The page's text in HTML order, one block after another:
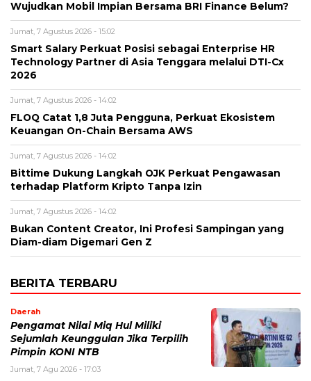
Wujudkan Mobil Impian Bersama BRI Finance Belum?
Jumat, 7 Agustus 2026 - 15:02
Smart Salary Perkuat Posisi sebagai Enterprise HR
Technology Partner di Asia Tenggara melalui DTI-Cx
2026
Jumat, 7 Agustus 2026 - 14:02
FLOQ Catat 1,8 Juta Pengguna, Perkuat Ekosistem
Keuangan On-Chain Bersama AWS
Jumat, 7 Agustus 2026 - 14:02
Bittime Dukung Langkah OJK Perkuat Pengawasan
terhadap Platform Kripto Tanpa Izin
Jumat, 7 Agustus 2026 - 14:02
Bukan Content Creator, Ini Profesi Sampingan yang
Diam-diam Digemari Gen Z
BERITA TERBARU
Daerah
Pengamat Nilai Miq Hul Miliki
Sejumlah Keunggulan Jika Terpilih
Pimpin KONI NTB
Jumat, 7 Agu 2026 - 17:03